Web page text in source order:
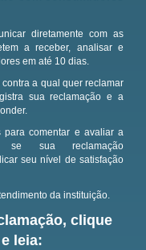
diretamente com as
a receber, analisar e
em até 10 dias.
a qual quer reclamar
sua reclamação e a
para comentar e avaliar a
se sua reclamação
seu nível de satisfação
da instituição.
clique
leia: